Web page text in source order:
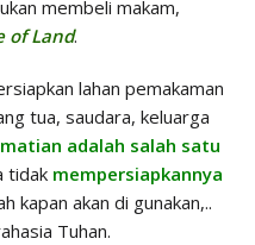
membeli makam,
of Land.
lahan pemakaman
tua, saudara, keluarga
adalah salah satu
tidak mempersiapkannya
kapan akan di gunakan,..
Tuhan.